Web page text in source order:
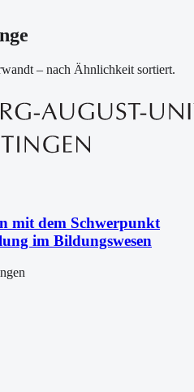
– nach Ähnlichkeit sortiert.
mit dem Schwerpunkt
im Bildungswesen